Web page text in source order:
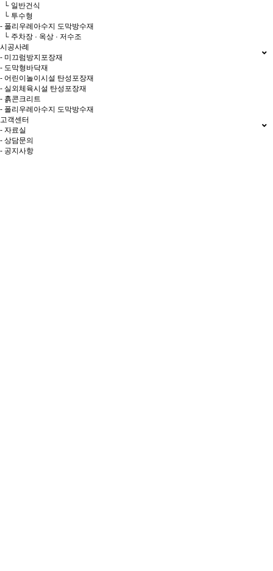
└ 일반건식
└ 투수형
- 폴리우레아수지 도막방수재
└ 주차장 · 옥상 · 저수조
시공사례
- 미끄럼방지포장재
- 도막형바닥재
- 어린이놀이시설 탄성포장재
- 실외체육시설 탄성포장재
- 흙콘크리트
- 폴리우레아수지 도막방수재
고객센터
- 자료실
- 상담문의
- 공지사항